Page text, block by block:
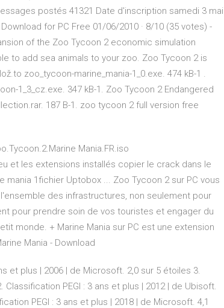
postés 41321 Date d'inscription samedi 3 mai
for PC Free 01/06/2010 · 8/10 (35 votes) -
of the Zoo Tycoon 2 economic simulation
to add sea animals to your zoo. Zoo Tycoon 2 is
zoo_tycoon-marine_mania-1_0.exe. 474 kB-1 .
1_3_cz.exe. 347 kB-1. Zoo Tycoon 2 Endangered
187 B-1. zoo tycoon 2 full version free
Mania.FR.iso
et les extensions installés copier le crack dans le
1fichier Uptobox ... Zoo Tycoon 2 sur PC vous
des infrastructures, non seulement pour
pour prendre soin de vos touristes et engager du
monde. + Marine Mania sur PC est une extension
Mania - Download
et plus | 2006 | de Microsoft. 2,0 sur 5 étoiles 3.
PEGI : 3 ans et plus | 2012 | de Ubisoft.
PEGI : 3 ans et plus | 2018 | de Microsoft. 4,1